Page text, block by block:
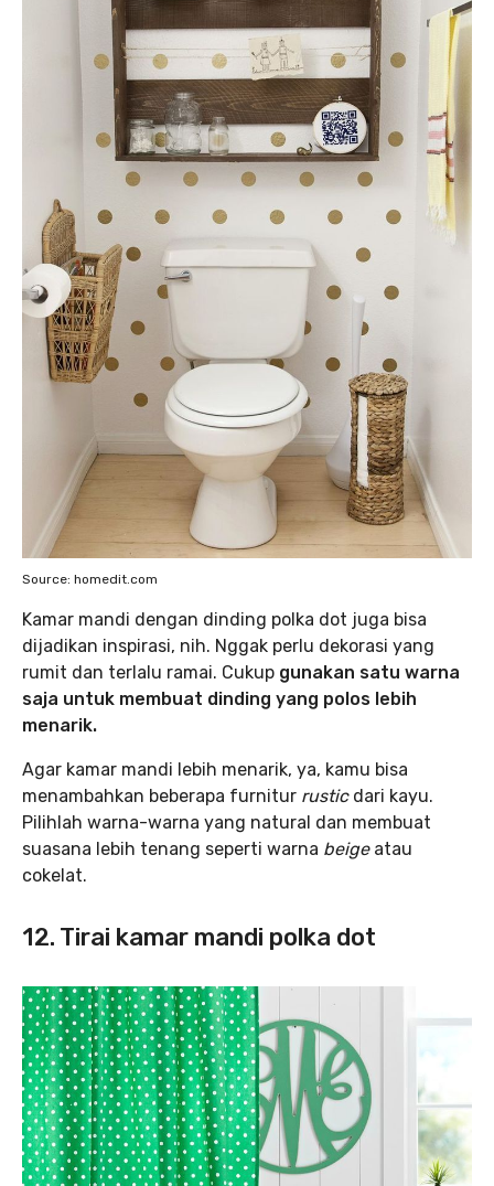
Source: homedit.com
Kamar mandi dengan dinding polka dot juga bisa
dijadikan inspirasi, nih. Nggak perlu dekorasi yang
rumit dan terlalu ramai. Cukup gunakan satu warna
saja untuk membuat dinding yang polos lebih
menarik.
Agar kamar mandi lebih menarik, ya, kamu bisa
menambahkan beberapa furnitur rustic dari kayu.
Pilihlah warna-warna yang natural dan membuat
suasana lebih tenang seperti warna beigeatau
cokelat.
12. Tirai kamar mandi polka dot